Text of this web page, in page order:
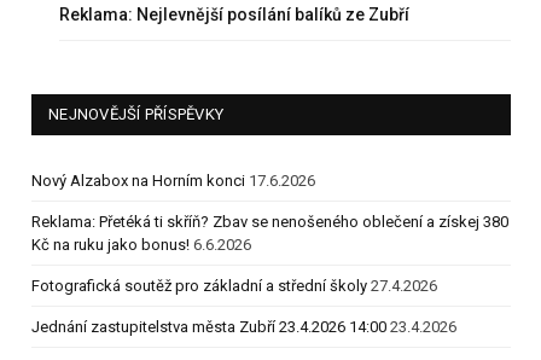
Reklama: Nejlevnější posílání balíků ze Zubří
NEJNOVĚJŠÍ PŘÍSPĚVKY
Nový Alzabox na Horním konci 17.6.2026
Reklama: Přetéká ti skříň? Zbav se nenošeného oblečení a získej 380
Kč na ruku jako bonus! 6.6.2026
Fotografická soutěž pro základní a střední školy 27.4.2026
Jednání zastupitelstva města Zubří 23.4.2026 14:00 23.4.2026